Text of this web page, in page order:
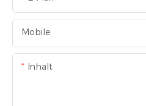
Mobile
Inhalt